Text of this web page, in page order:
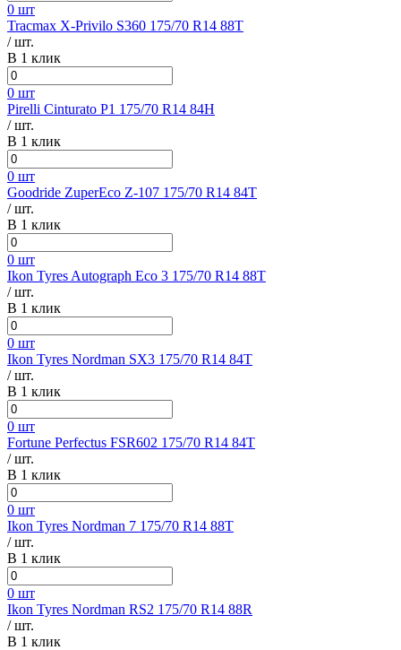
0 шт
Tracmax X-Privilo S360 175/70 R14 88T
/ шт.
В 1 клик
0 шт
Pirelli Cinturato P1 175/70 R14 84H
/ шт.
В 1 клик
0 шт
Goodride ZuperEco Z-107 175/70 R14 84T
/ шт.
В 1 клик
0 шт
Ikon Tyres Autograph Eco 3 175/70 R14 88T
/ шт.
В 1 клик
0 шт
Ikon Tyres Nordman SX3 175/70 R14 84T
/ шт.
В 1 клик
0 шт
Fortune Perfectus FSR602 175/70 R14 84T
/ шт.
В 1 клик
0 шт
Ikon Tyres Nordman 7 175/70 R14 88T
/ шт.
В 1 клик
0 шт
Ikon Tyres Nordman RS2 175/70 R14 88R
/ шт.
В 1 клик